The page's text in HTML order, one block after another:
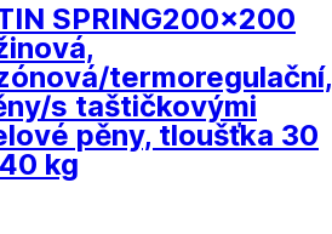
SPRING200x200
termoregulační,
s taštičkovými
pěny, tloušťka 30
kg